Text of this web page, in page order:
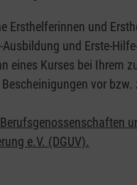
Ersthelferinnen und
Ausbildung und Erste-
eines Kurses bei Ihrem
vor
e.V. (DGUV).